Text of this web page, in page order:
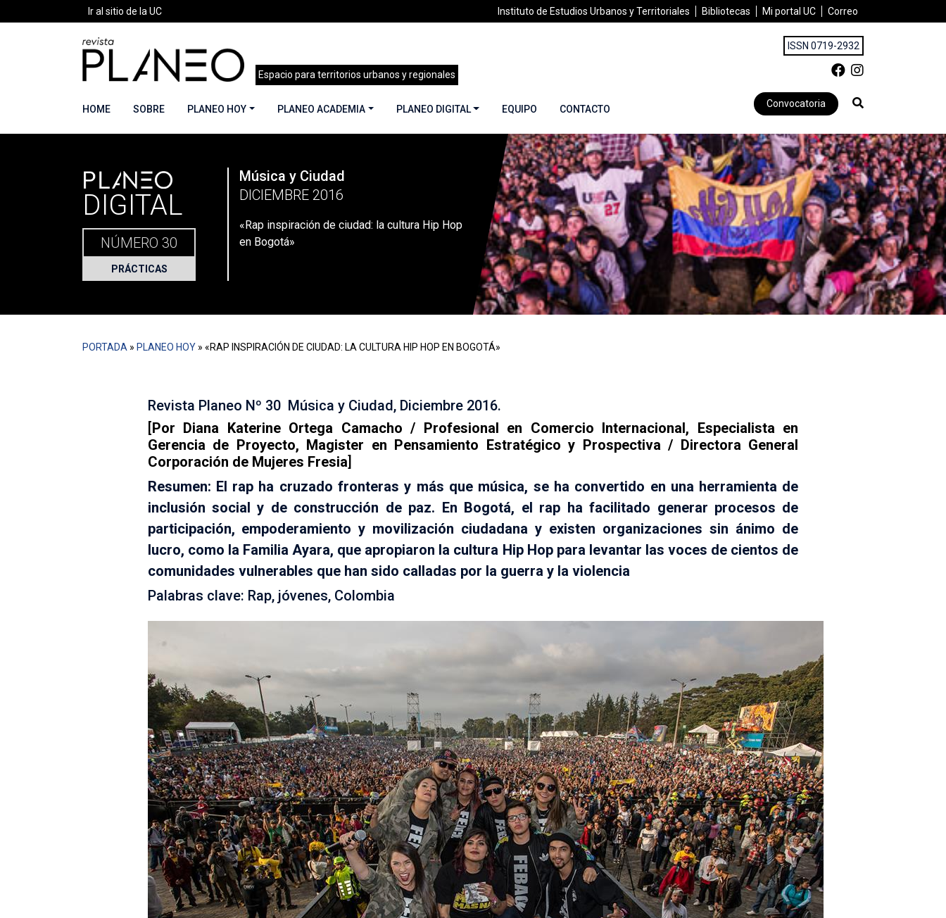
Ir al sitio de la UC Instituto de Estudios Urbanos y Territoriales Bibliotecas Mi portal UC Correo
Espacio para territorios urbanos y regionales
ISSN 0719-2932
HOME SOBRE PLANEO HOY PLANEO ACADEMIA PLANEO DIGITAL EQUIPO CONTACTO Convocatoria
Portada» Planeo Hoy «Rap inspiración de ciudad: la cultura Hip Hop en Bogotá»
PLANEO
DIGITAL
NÚMERO 30
PRÁCTICAS
Música y Ciudad
DICIEMBRE 2016
«Rap inspiración de ciudad: la cultura Hip Hop
en Bogotá»
PORTADA » PLANEO HOY » «RAP INSPIRACIÓN DE CIUDAD: LA CULTURA HIP HOP EN BOGOTÁ»
Revista Planeo Nº 30 Música y Ciudad, Diciembre 2016.
[Por Diana Katerine Ortega Camacho / Profesional en Comercio Internacional, Especialista en
Gerencia de Proyecto, Magister en Pensamiento Estratégico y Prospectiva / Directora General
Corporación de Mujeres Fresia]
Resumen: El rap ha cruzado fronteras y más que música, se ha convertido en una herramienta de
inclusión social y de construcción de paz. En Bogotá, el rap ha facilitado generar procesos de
participación, empoderamiento y movilización ciudadana y existen organizaciones sin ánimo de
lucro, como la Familia Ayara, que apropiaron la cultura Hip Hop para levantar las voces de cientos de
comunidades vulnerables que han sido calladas por la guerra y la violencia
Palabras clave: Rap, jóvenes, Colombia